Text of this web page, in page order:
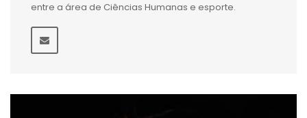
entre a área de Ciências Humanas e esporte.